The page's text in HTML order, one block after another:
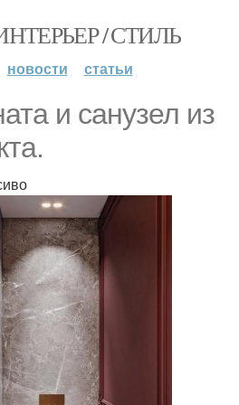
/ СТИЛЬ
новости статьи
и санузел из